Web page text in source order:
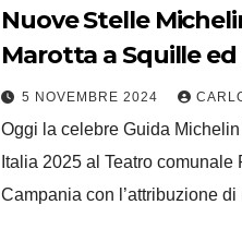
Nuove Stelle
Marotta a Squille
5 NOVEMBRE 2024
Oggi la celebre Guida
Italia 2025 al Teatro
Campania con l’attribuzione